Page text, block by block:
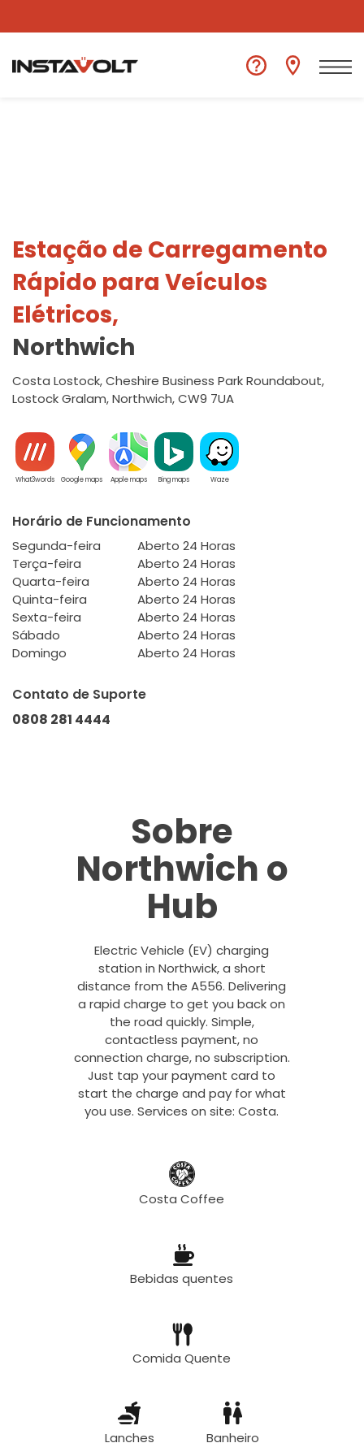
Ver outra localização
Estação de Carregamento
Rápido para Veículos
Elétricos,
Northwich
Costa Lostock, Cheshire Business Park Roundabout,
Lostock Gralam, Northwich, CW9 7UA
What3words Google maps Apple maps Bing maps Waze
Horário de Funcionamento
Segunda-feira
Aberto 24 Horas
Terça-feira
Aberto 24 Horas
Quarta-feira
Aberto 24 Horas
Quinta-feira
Aberto 24 Horas
Sexta-feira
Aberto 24 Horas
Sábado
Aberto 24 Horas
Domingo
Aberto 24 Horas
Contato de Suporte
0808 281 4444
Sobre
Northwich o
Hub
Electric Vehicle (EV) charging
station in Northwick, a short
distance from the A556. Delivering
a rapid charge to get you back on
the road quickly. Simple,
contactless payment, no
connection charge, no subscription.
Just tap your payment card to
start the charge and pay for what
you use. Services on site: Costa.
Costa Coffee
Bebidas quentes
Comida Quente
Lanches Banheiro